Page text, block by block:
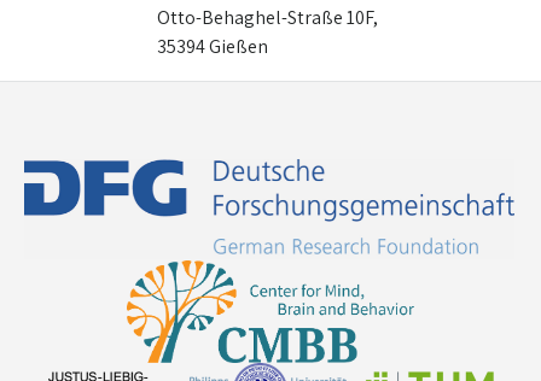
Otto-Behaghel-Straße 10F,
35394 Gießen